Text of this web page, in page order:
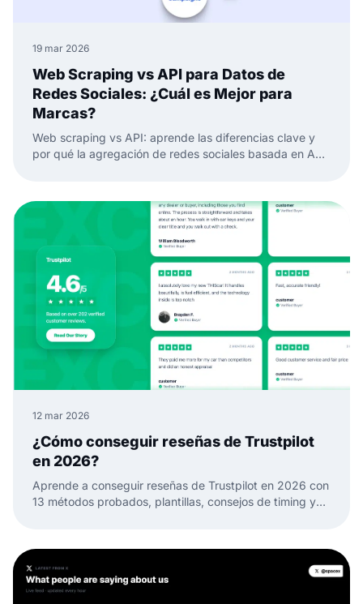
19 mar 2026
Web Scraping vs API para Datos de
Redes Sociales: ¿Cuál es Mejor para
Marcas?
Web scraping vs API: aprende las diferencias clave y
por qué la agregación de redes sociales basada en API
12 mar 2026
¿Cómo conseguir reseñas de Trustpilot
en 2026?
Aprende a conseguir reseñas de Trustpilot en 2026 con
13 métodos probados, plantillas, consejos de timing y